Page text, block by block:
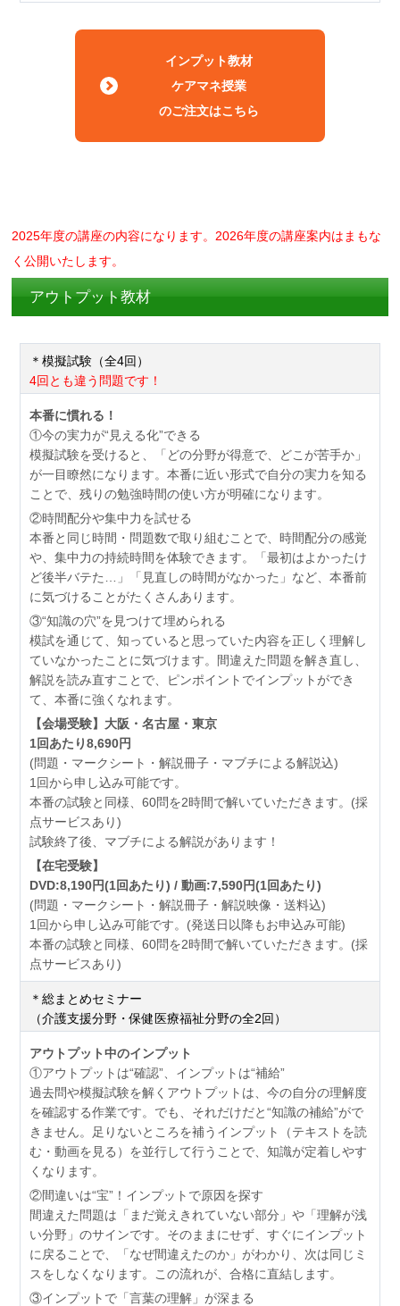
インプット教材
ケアマネ授業
のご注文はこちら
2025年度の講座の内容になります。2026年度の講座案内はまもな
く公開いたします。
アウトプット教材
＊模擬試験（全4回）
4回とも違う問題です！
本番に慣れる！
①今の実力が“見える化”できる
模擬試験を受けると、「どの分野が得意で、どこが苦手か」
が一目瞭然になります。本番に近い形式で自分の実力を知る
ことで、残りの勉強時間の使い方が明確になります。
②時間配分や集中力を試せる
本番と同じ時間・問題数で取り組むことで、時間配分の感覚
や、集中力の持続時間を体験できます。「最初はよかったけ
ど後半バテた…」「見直しの時間がなかった」など、本番前
に気づけることがたくさんあります。
③“知識の穴”を見つけて埋められる
模試を通じて、知っていると思っていた内容を正しく理解し
ていなかったことに気づけます。間違えた問題を解き直し、
解説を読み直すことで、ピンポイントでインプットができ
て、本番に強くなれます。
【会場受験】大阪・名古屋・東京
1回あたり8,690円
(問題・マークシート・解説冊子・マブチによる解説込)
1回から申し込み可能です。
本番の試験と同様、60問を2時間で解いていただきます。(採
点サービスあり)
試験終了後、マブチによる解説があります！
【在宅受験】
DVD:8,190円(1回あたり) / 動画:7,590円(1回あたり)
(問題・マークシート・解説冊子・解説映像・送料込)
1回から申し込み可能です。(発送日以降もお申込み可能)
本番の試験と同様、60問を2時間で解いていただきます。(採
点サービスあり)
＊総まとめセミナー
（介護支援分野・保健医療福祉分野の全2回）
アウトプット中のインプット
①アウトプットは“確認”、インプットは“補給”
過去問や模擬試験を解くアウトプットは、今の自分の理解度
を確認する作業です。でも、それだけだと“知識の補給”がで
きません。足りないところを補うインプット（テキストを読
む・動画を見る）を並行して行うことで、知識が定着しやす
くなります。
②間違いは“宝”！インプットで原因を探す
間違えた問題は「まだ覚えきれていない部分」や「理解が浅
い分野」のサインです。そのままにせず、すぐにインプット
に戻ることで、「なぜ間違えたのか」がわかり、次は同じミ
スをしなくなります。この流れが、合格に直結します。
③インプットで「言葉の理解」が深まる